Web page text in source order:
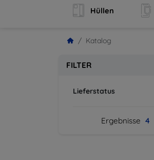
Hüllen
Katalog
FILTER
Lieferstatus
Ergebnisse 4